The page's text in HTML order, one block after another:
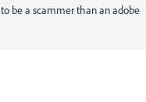
be a scammer than an adobe